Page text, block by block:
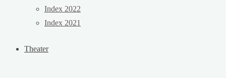
Index 2022
Index 2021
Theater